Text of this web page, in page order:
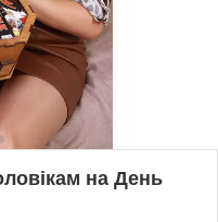
на День